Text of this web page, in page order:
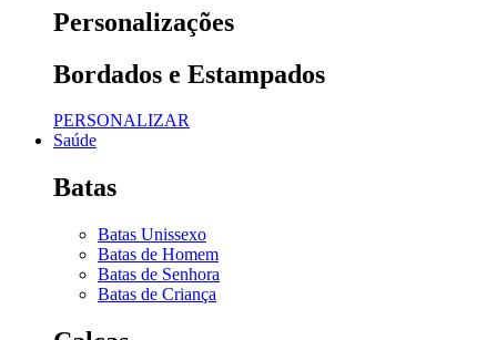
Personalizações
Bordados e Estampados
PERSONALIZAR
Saúde
Batas
Batas Unissexo
Batas de Homem
Batas de Senhora
Batas de Criança